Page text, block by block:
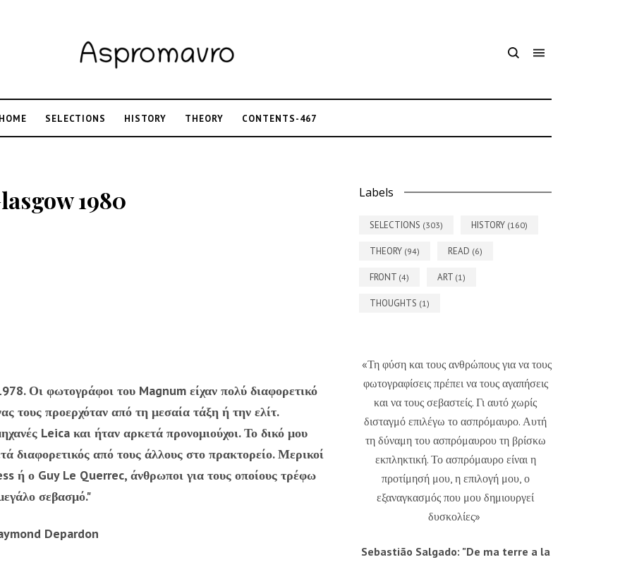
SELECTIONS HISTORY THEORY CONTENTS-467
1980
Οι φωτογράφοι του Magnum είχαν πολύ διαφορετικό
τους προερχόταν από τη μεσαία τάξη ή την ελίτ.
Leica και ήταν αρκετά προνομιούχοι. Το δικό μου
διαφορετικός από τους άλλους στο πρακτορείο. Μερικοί
ή ο Guy Le Querrec, άνθρωποι για τους οποίους τρέφω
σεβασμό."
Depardon
Labels
SELECTIONS (303) HISTORY (160)
THEORY (94) READ (6)
FRONT (4) ART (1)
THOUGHTS (1)
«Τη φύση και τους ανθρώπους για να τους
φωτογραφίσεις πρέπει να τους αγαπήσεις
και να τους σεβαστείς. Γι αυτό χωρίς
δισταγμό επιλέγω το ασπρόμαυρο. Αυτή
τη δύναμη του ασπρόμαυρου τη βρίσκω
εκπληκτική. Το ασπρόμαυρο είναι η
προτίμησή μου, η επιλογή μου, ο
εξαναγκασμός που μου δημιουργεί
δυσκολίες»
Sebastião Salgado: "De ma terre a la